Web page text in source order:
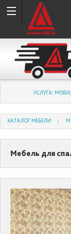
УСЛУГА:
КАТАЛОГ МЕБЕЛИ
Мебель для